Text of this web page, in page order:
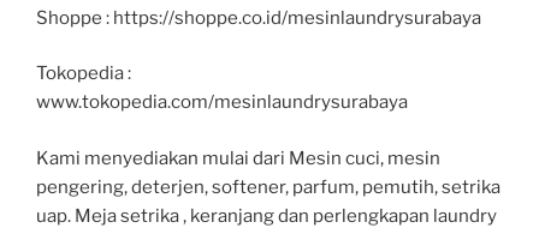
Shoppe : https://shoppe.co.id/mesinlaundrysurabaya
Tokopedia :
www.tokopedia.com/mesinlaundrysurabaya
Kami menyediakan mulai dari Mesin cuci, mesin
pengering, deterjen, softener, parfum, pemutih, setrika
uap. Meja setrika , keranjang dan perlengkapan laundry